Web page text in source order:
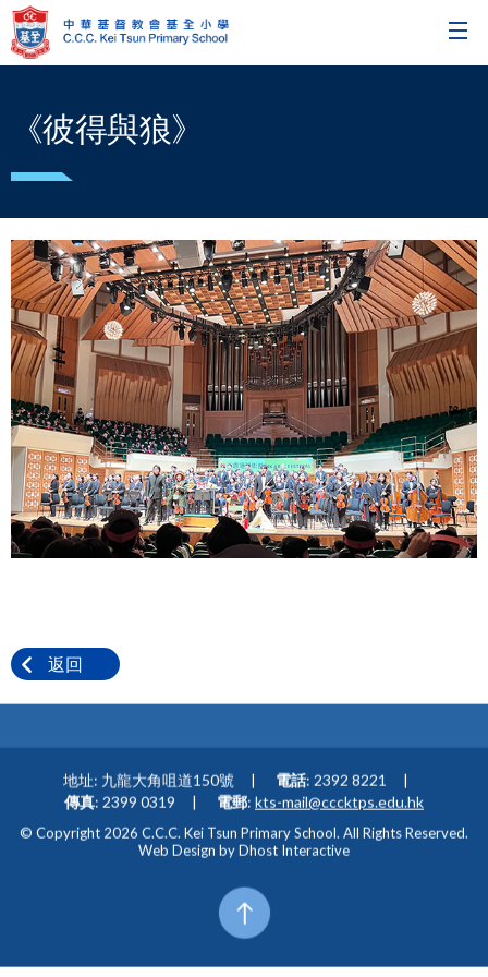
《彼得與狼》
返回
地址: 九龍大角咀道150號 電話: 2392 8221
傳真: 2399 0319 電郵: kts-mail@cccktps.edu.hk
© Copyright 2026 C.C.C. Kei Tsun Primary School. All Rights Reserved.
Web Design byDhost Interactive